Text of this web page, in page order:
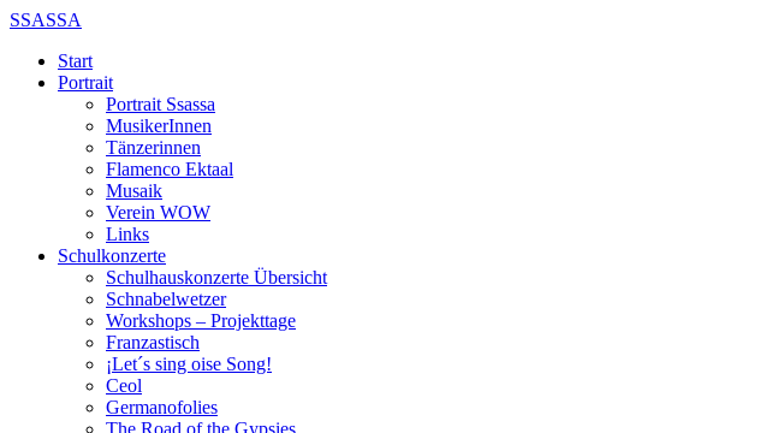
SSASSA
Start
Portrait
Portrait Ssassa
MusikerInnen
Tänzerinnen
Flamenco Ektaal
Musaik
Verein WOW
Links
Schulkonzerte
Schulhauskonzerte Übersicht
Schnabelwetzer
Workshops – Projekttage
Franzastisch
¡Let´s sing oise Song!
Ceol
Germanofolies
The Road of the Gypsies